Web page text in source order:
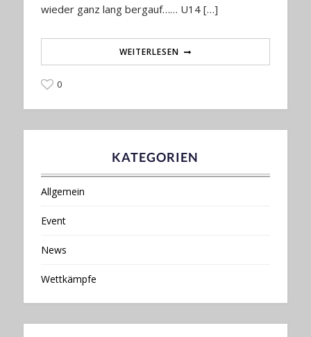
wieder ganz lang bergauf…… U14 […]
WEITERLESEN
0
KATEGORIEN
Allgemein
Event
News
Wettkämpfe